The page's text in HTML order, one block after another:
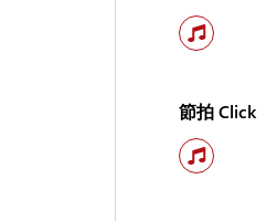
節拍 Click